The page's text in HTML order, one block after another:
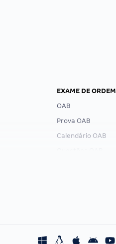
EXAME DE ORDEM
OAB
Prova OAB
Calendário OAB